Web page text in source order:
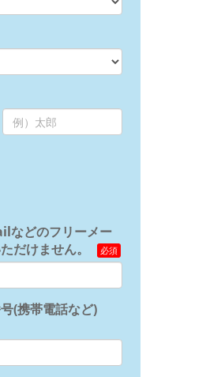
などのフリーメー
だけません。
(携帯電話など)